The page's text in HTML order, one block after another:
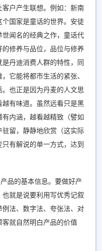
户产生联想。例如：新南
国家是童话的世界。安徒
闻名的经典之作，童话代
修养与品位，品位与修养
丹迪消费人群的特性，同
它能将都市生活的紧张、
也正是因为丹麦的人文思
有味道。虽然远看只是黑
内涵，越看越精致（譬如
留，静静地欣赏（这实际
有解说的单一方式，达到
品的基本信息。要做好产
就是说要利用写优秀记叙
法、数字法、夸张法、对
就自然明白产品的价值